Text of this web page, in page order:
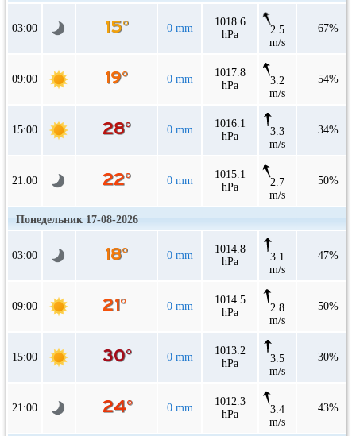
03:00 0 mm
1018.6
hPa
2.5
m/s
67%
09:00 0 mm
1017.8
hPa
3.2
m/s
54%
15:00 0 mm
1016.1
hPa
3.3
m/s
34%
21:00 0 mm
1015.1
hPa
2.7
m/s
50%
Понедельник 17-08-2026
03:00 0 mm
1014.8
hPa
3.1
m/s
47%
09:00 0 mm
1014.5
hPa
2.8
m/s
50%
15:00 0 mm
1013.2
hPa
3.5
m/s
30%
21:00 0 mm
1012.3
hPa
3.4
m/s
43%